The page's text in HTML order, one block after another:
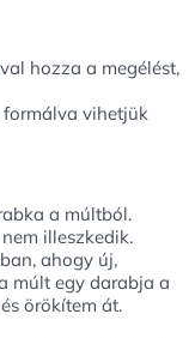
hozza a megélést,
vihetjük
a múltból.
illeszkedik.
ahogy új,
múlt egy darabja a
örökítem át.